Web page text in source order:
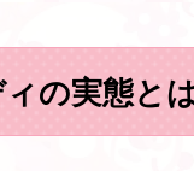
の実態と